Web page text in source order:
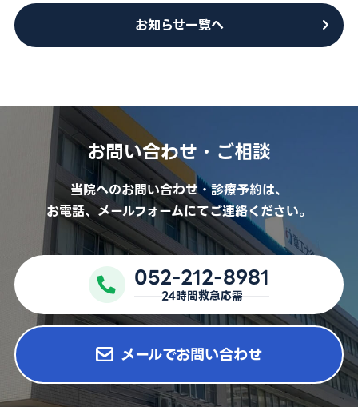
予約キャンセル・変更
052-212-8981
24時間救急応需
For International Patients
お知らせ一覧へ
お問い合わせ・ご相談
当院へのお問い合わせ・診療予約は、
お電話、メールフォームにてご連絡ください。
052-212-8981
24時間救急応需
メールでお問い合わせ